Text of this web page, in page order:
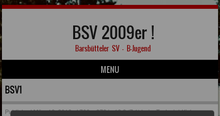
BSV 2009er !
Barsbütteler SV – B-Jugend
MENU
Skip to content
BSV1
PublishedMärz 13, 2018at700 × 372in13:2 (7:1) beim Testspiel-Kick gegen